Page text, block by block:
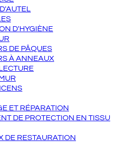
D'HYGIÈNE
DE PÂQUES
À ANNEAUX
ET RÉPARATION
DE PROTECTION EN TISSU
DE RESTAURATION